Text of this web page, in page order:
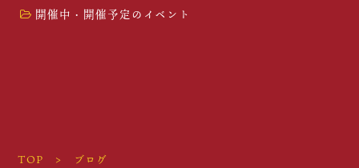
開催中・開催予定のイベント
TOP ブログ